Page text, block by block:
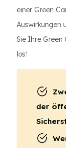
einer Green
Auswirkungen
Sie Ihre Green
los!
der